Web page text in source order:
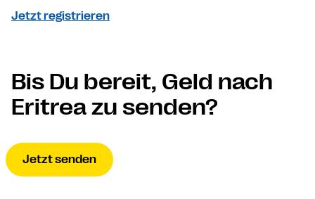
Jetzt registrieren
Bis Du bereit, Geld nach
Eritrea zu senden?
Jetzt senden